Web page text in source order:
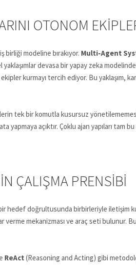
OTONOM
modeline bırakıyor. Multi-Agent
devasa bir yapay zeka
kurmayı tercih ediyor. Bu yaklaşım,
tek bir komutla kusursuz
açıktır. Çoklu ajan yapıları tam
ÇALIŞMA PRENSIBI
hedef doğrultusunda birbirleriyle iletişim
verme mekanizması ve araç seti bulunur.
ReAct (Reasoning and Acting) gibi